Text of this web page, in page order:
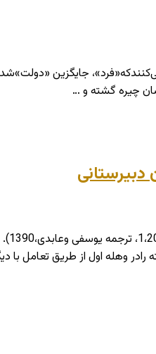
جایگزین
چیره گشته و …
وهله اول از طریق تعامل با